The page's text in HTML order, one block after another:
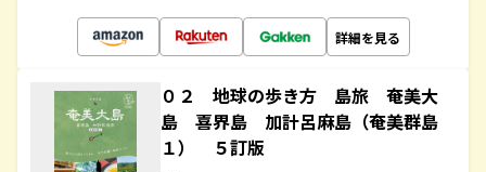
詳細を見る
０２ 地球の歩き方 島旅 奄美大
島 喜界島 加計呂麻島（奄美群島
１） ５訂版